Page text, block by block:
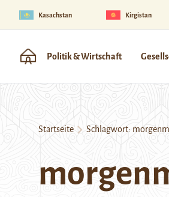
Kasachstan Kirgistan
Politik & Wirtschaft
Startseite Schlagwort: